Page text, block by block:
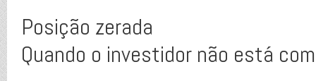
Posição zerada
Quando o investidor não está